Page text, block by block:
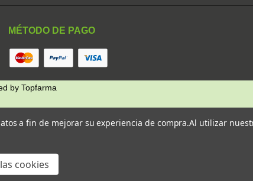
MÉTODO DE PAGO
by Topfarma
a fin de mejorar su experiencia de compra.Al utilizar
cookies